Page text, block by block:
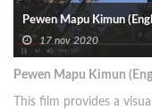
Pewen Mapu Kimun
17 nov 2020
Pewen Mapu Kimun
This film provides a